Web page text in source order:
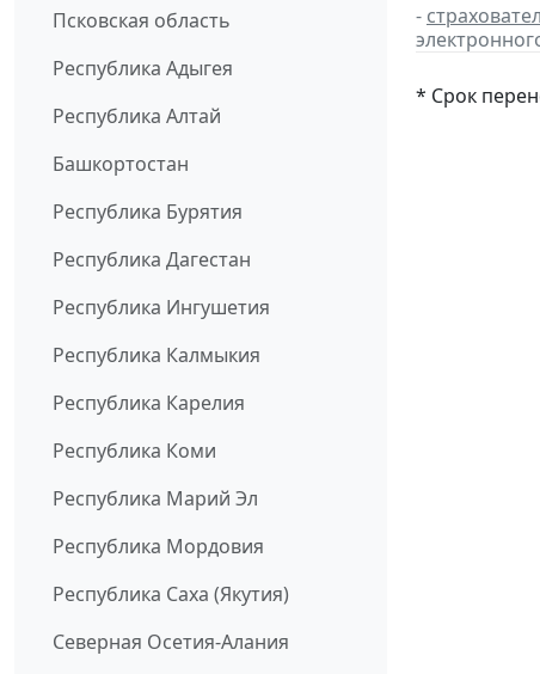
Псковская область
Республика Адыгея
Республика Алтай
Башкортостан
Республика Бурятия
Республика Дагестан
Республика Ингушетия
Республика Калмыкия
Республика Карелия
Республика Коми
Республика Марий Эл
Республика Мордовия
Республика Саха (Якутия)
Северная Осетия-Алания
-
* Срок